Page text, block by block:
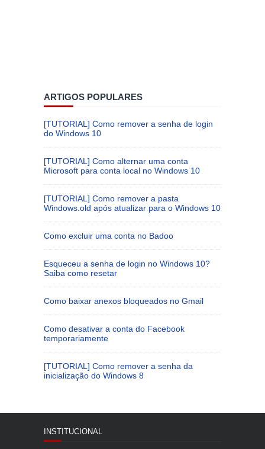
ARTIGOS POPULARES
[TUTORIAL] Como remover a senha de login
do Windows 10
[TUTORIAL] Como alternar uma conta
Microsoft para conta local no Windows 10
[TUTORIAL] Como remover a pasta
Windows.old após atualizar para o Windows 10
Como excluir uma conta no Badoo
Esqueceu a senha de login no Windows 10?
Saiba como resetar
Como baixar anexos bloqueados no Gmail
Como desativar a conta do Facebook
temporariamente
[TUTORIAL] Como remover a senha da
inicialização do Windows 8
INSTITUCIONAL